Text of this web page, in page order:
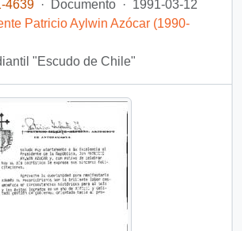
4639 · Documento · 1991-03-12
Patricio Aylwin Azócar (1990-
"Escudo de Chile"